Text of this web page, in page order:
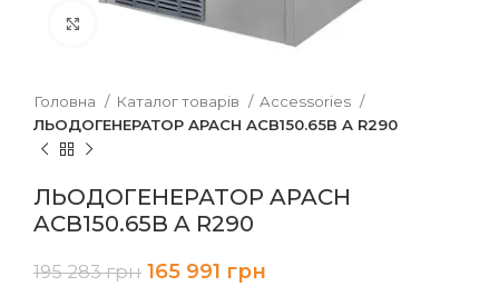
Клацніть, щоб збільшити
Головна Каталог товарів
Accessories
ЛЬОДОГЕНЕРАТОР APACH ACB150.65B A R290
ЛЬОДОГЕНЕРАТОР APACH
ACB150.65B A R290
195 283грн 165 991 грн